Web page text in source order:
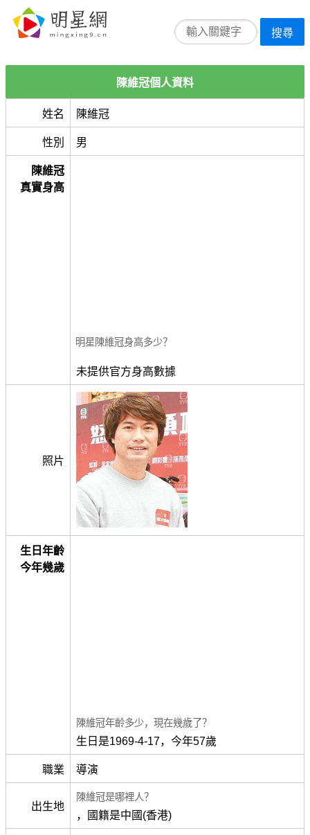
搜尋
陳維冠個人資料
姓名 陳維冠
性別 男
陳維冠
真實身高
明星陳維冠身高多少？
未提供官方身高數據
照片
生日年齡
今年幾歲
陳維冠年齡多少，現在幾歲了？
生日是1969-4-17，今年57歲
職業 導演
出生地
陳維冠是哪裡人？
，國籍是中國(香港)